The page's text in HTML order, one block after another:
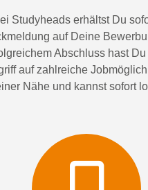
Studyheads erhältst Du
auf Deine
Abschluss hast
auf zahlreiche
Nähe und kannst sofort